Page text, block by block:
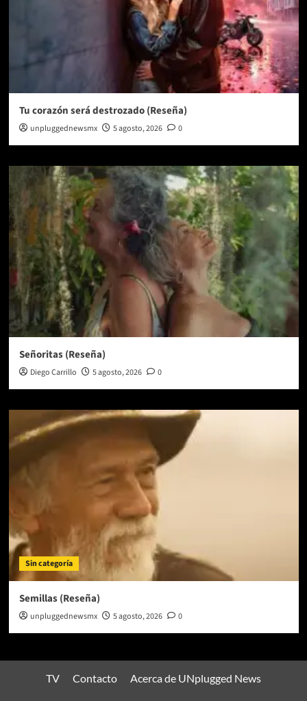
Tu corazón será destrozado (Reseña)
unpluggednewsmx 5 agosto, 2026 0
Señoritas (Reseña)
Diego Carrillo 5 agosto, 2026 0
Sin categoría
Semillas (Reseña)
unpluggednewsmx 5 agosto, 2026 0
TV Contacto Acerca de UNplugged News